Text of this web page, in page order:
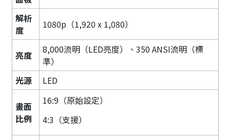
解析
度
1080p（1,920 x 1,080）
亮度
8,000流明（LED亮度）、350 ANSI流明（標
準）
光源
LED
畫面
比例
16:9（原始設定）
4:3（支援）